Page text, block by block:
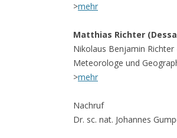
>mehr
Matthias Richter
Nikolaus Benjamin
Meteorologe und
>mehr
Nachruf
Dr. sc. nat. Johannes